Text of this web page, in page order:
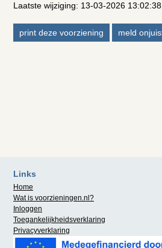
Laatste wijziging: 13-03-2026 13:02:38
Links
Home
Wat is voorzieningen.nl ?
Inloggen
Toegankelijkheidsverklaring
Privacyverklaring